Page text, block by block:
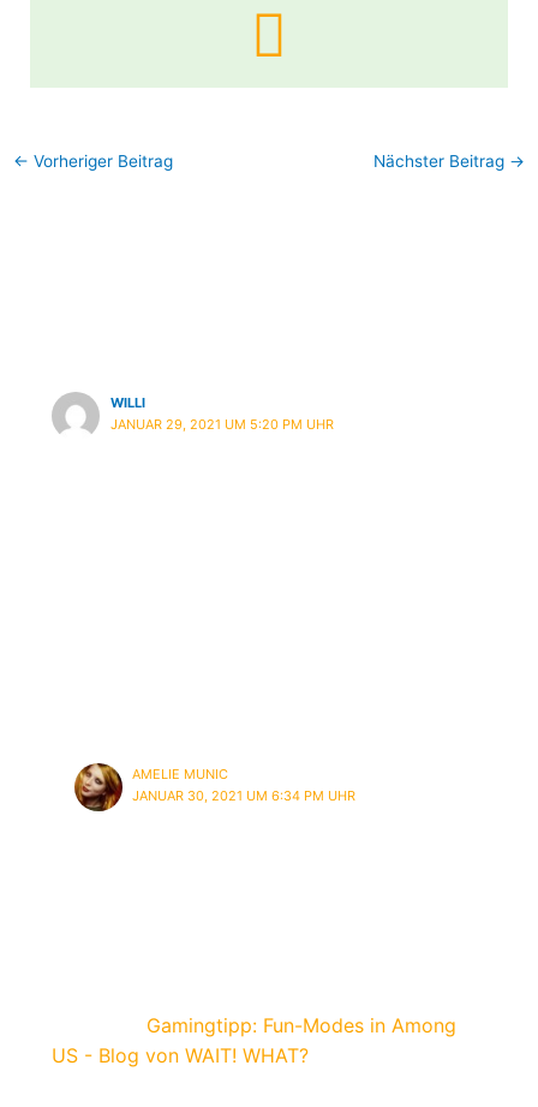
← Vorheriger Beitrag Nächster Beitrag →
WILLI
JANUAR 29, 2021 UM 5:20 PM UHR
AMELIE MUNIC
JANUAR 30, 2021 UM 6:34 PM UHR
Gamingtipp: Fun-Modes in Among
US - Blog von WAIT! WHAT?